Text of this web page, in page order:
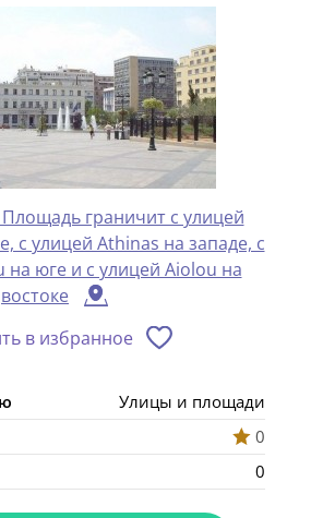
граничит с улицей
с улицей Athinas на западе, с
на юге и с улицей Aiolou на
востоке
в избранное
Улицы и площади
0
0